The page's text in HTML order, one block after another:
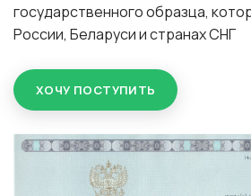
государственного образца,
России, Беларуси и странах СНГ
ХОЧУ ПОСТУПИТЬ